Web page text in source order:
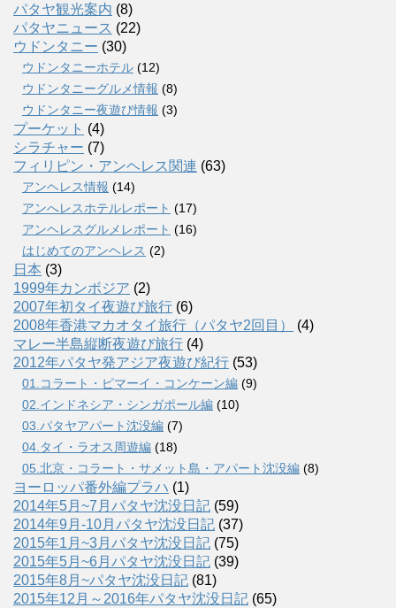
パタヤ観光案内 (8)
パタヤニュース (22)
ウドンタニー (30)
ウドンタニーホテル (12)
ウドンタニーグルメ情報 (8)
ウドンタニー夜遊び情報 (3)
プーケット (4)
シラチャー (7)
フィリピン・アンヘレス関連 (63)
アンヘレス情報 (14)
アンへレスホテルレポート (17)
アンヘレスグルメレポート (16)
はじめてのアンヘレス (2)
日本 (3)
1999年カンボジア (2)
2007年初タイ夜遊び旅行 (6)
2008年香港マカオタイ旅行（パタヤ2回目）
(4)
マレー半島縦断夜遊び旅行 (4)
2012年パタヤ発アジア夜遊び紀行 (53)
01.コラート・ピマーイ・コンケーン編 (9)
02.インドネシア・シンガポール編 (10)
03.パタヤアパート沈没編 (7)
04.タイ・ラオス周遊編 (18)
05.北京・コラート・サメット島・アパート沈没編 (8)
ヨーロッパ番外編プラハ (1)
2014年5月~7月パタヤ沈没日記 (59)
2014年9月-10月パタヤ沈没日記 (37)
2015年1月~3月パタヤ沈没日記 (75)
2015年5月~6月パタヤ沈没日記 (39)
2015年8月~パタヤ沈没日記 (81)
2015年12月～2016年パタヤ沈没日記 (65)